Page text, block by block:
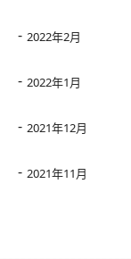
2022年2月
2022年1月
2021年12月
2021年11月